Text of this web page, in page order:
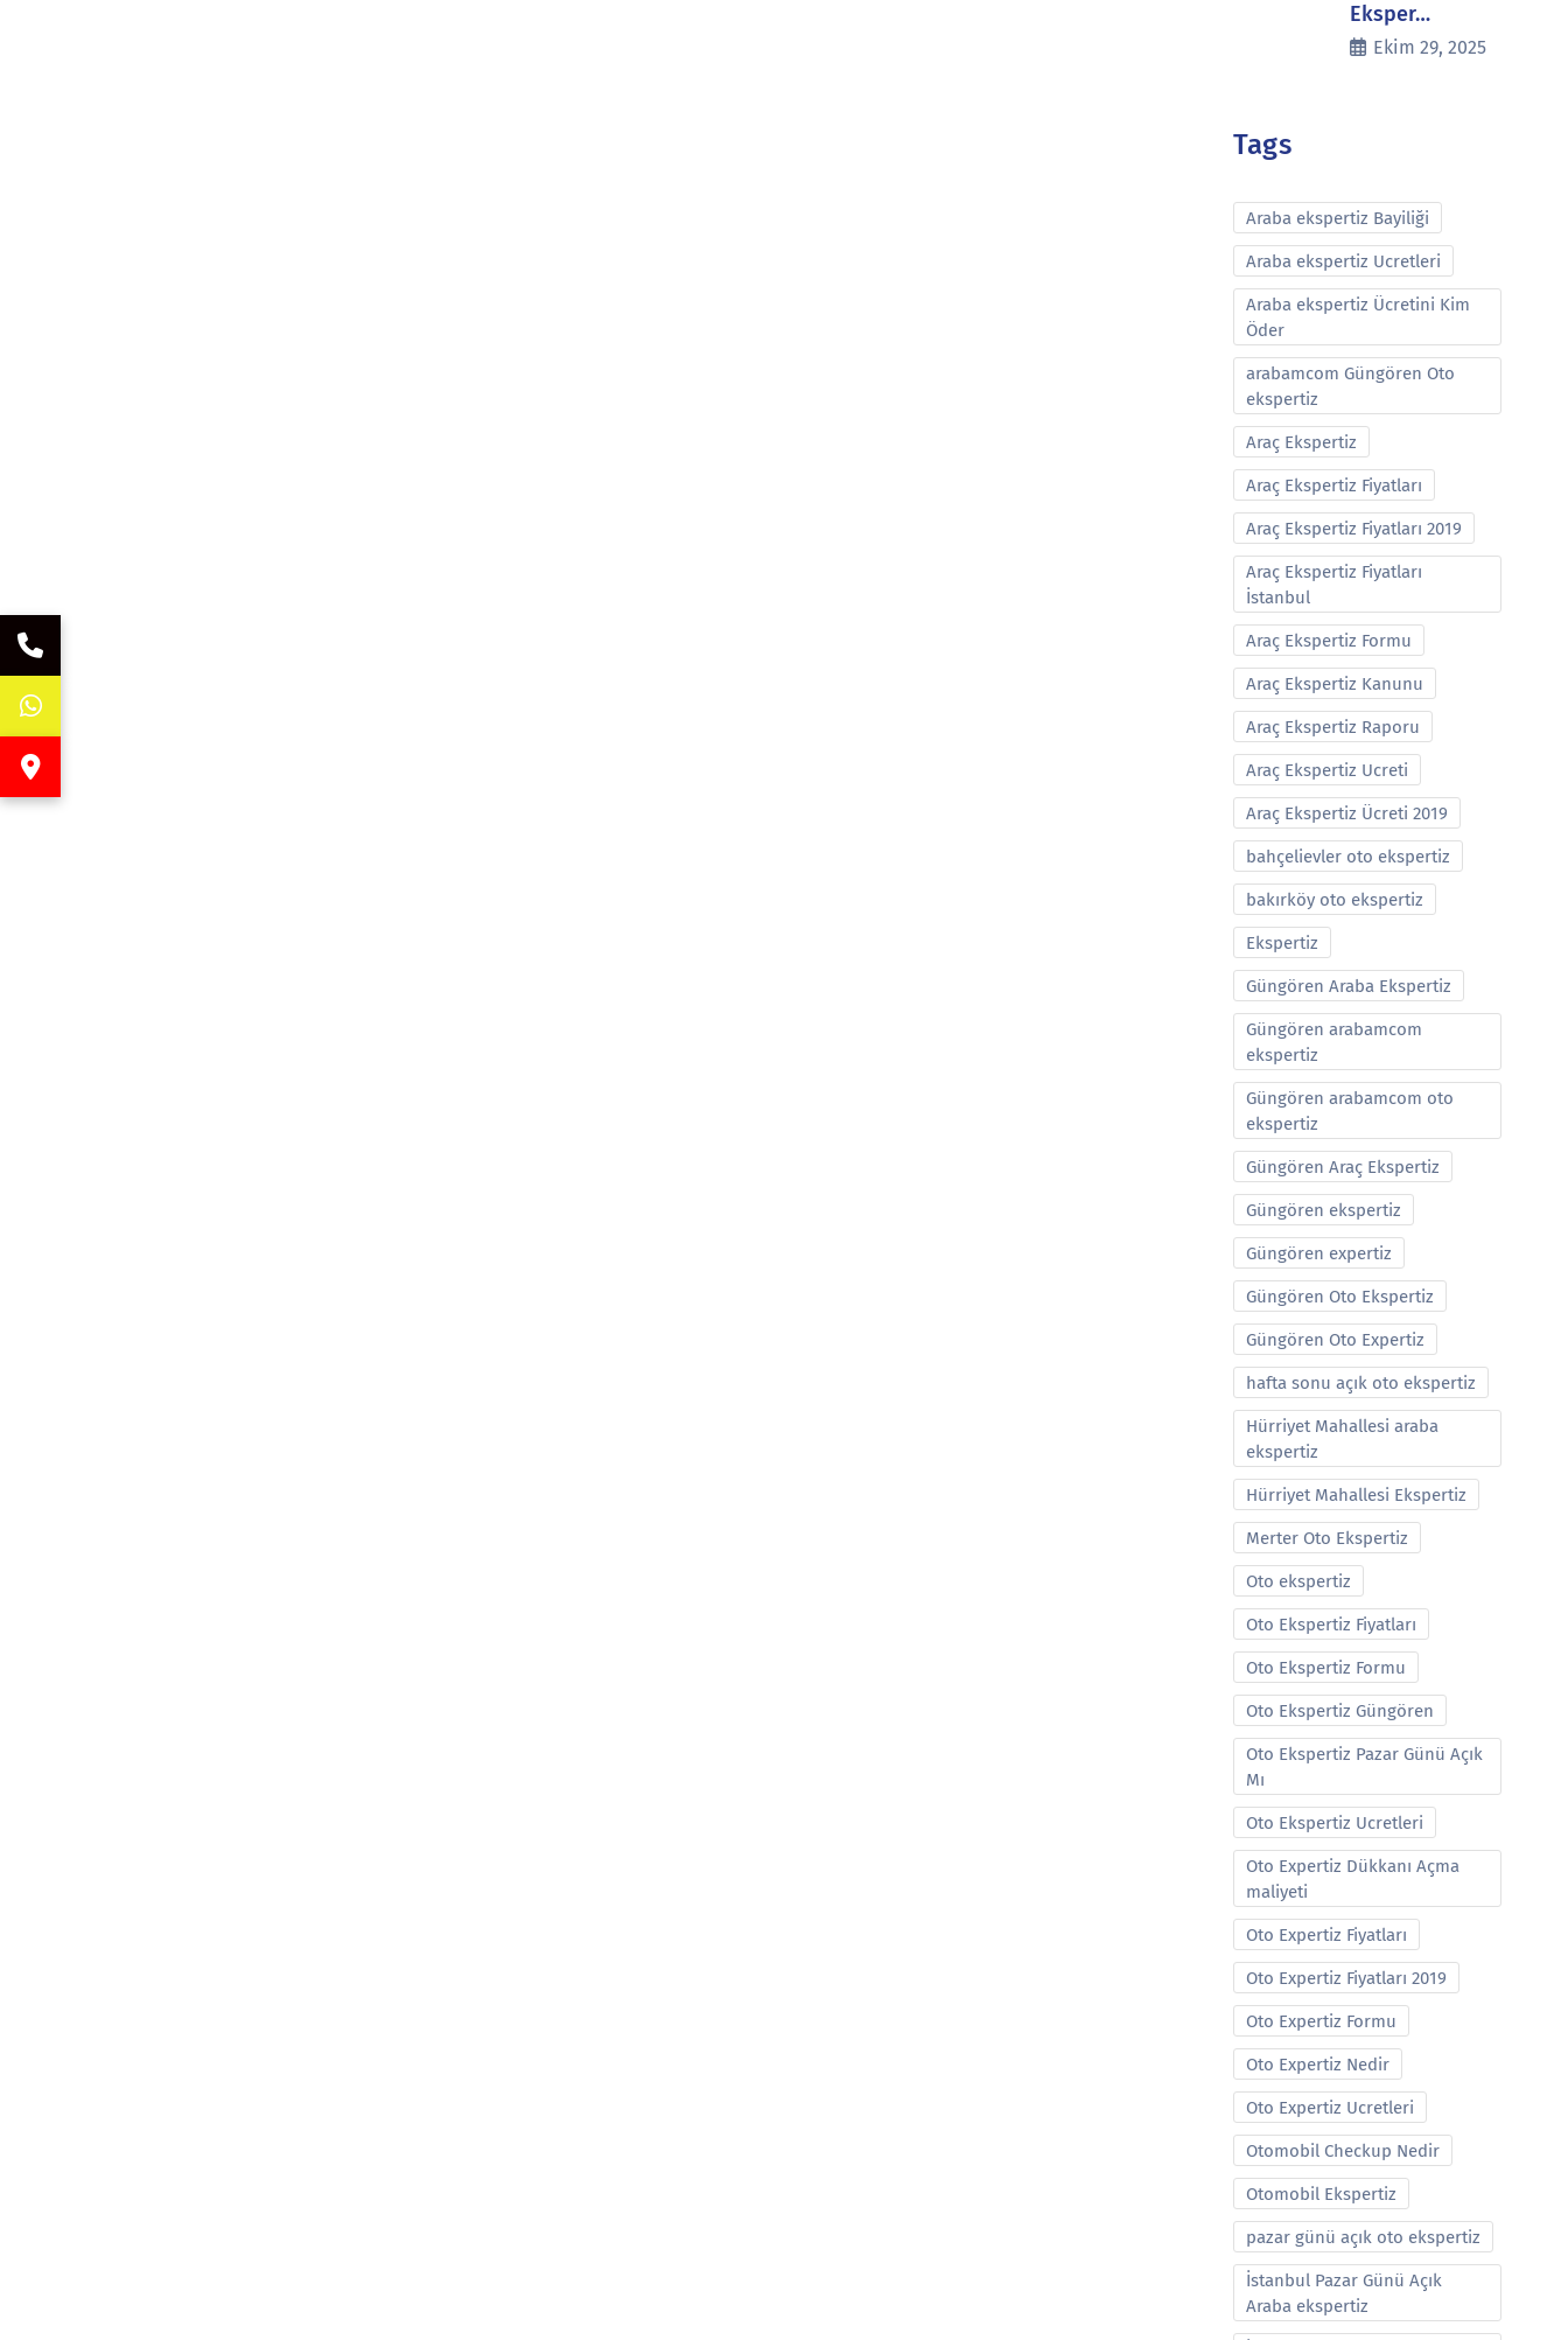
Eksper…
Ekim 29, 2025
Tags
Araba ekspertiz Bayiliği
Araba ekspertiz Ucretleri
Araba ekspertiz Ücretini Kim
Öder
arabamcom Güngören Oto
ekspertiz
Araç Ekspertiz
Araç Ekspertiz Fiyatları
Araç Ekspertiz Fiyatları 2019
Araç Ekspertiz Fiyatları
İstanbul
Araç Ekspertiz Formu
Araç Ekspertiz Kanunu
Araç Ekspertiz Raporu
Araç Ekspertiz Ucreti
Araç Ekspertiz Ücreti 2019
bahçelievler oto ekspertiz
bakırköy oto ekspertiz
Ekspertiz
Güngören Araba Ekspertiz
Güngören arabamcom
ekspertiz
Güngören arabamcom oto
ekspertiz
Güngören Araç Ekspertiz
Güngören ekspertiz
Güngören expertiz
Güngören Oto Ekspertiz
Güngören Oto Expertiz
hafta sonu açık oto ekspertiz
Hürriyet Mahallesi araba
ekspertiz
Hürriyet Mahallesi Ekspertiz
Merter Oto Ekspertiz
Oto ekspertiz
Oto Ekspertiz Fiyatları
Oto Ekspertiz Formu
Oto Ekspertiz Güngören
Oto Ekspertiz Pazar Günü Açık
Mı
Oto Ekspertiz Ucretleri
Oto Expertiz Dükkanı Açma
maliyeti
Oto Expertiz Fiyatları
Oto Expertiz Fiyatları 2019
Oto Expertiz Formu
Oto Expertiz Nedir
Oto Expertiz Ucretleri
Otomobil Checkup Nedir
Otomobil Ekspertiz
pazar günü açık oto ekspertiz
İstanbul Pazar Günü Açık
Araba ekspertiz